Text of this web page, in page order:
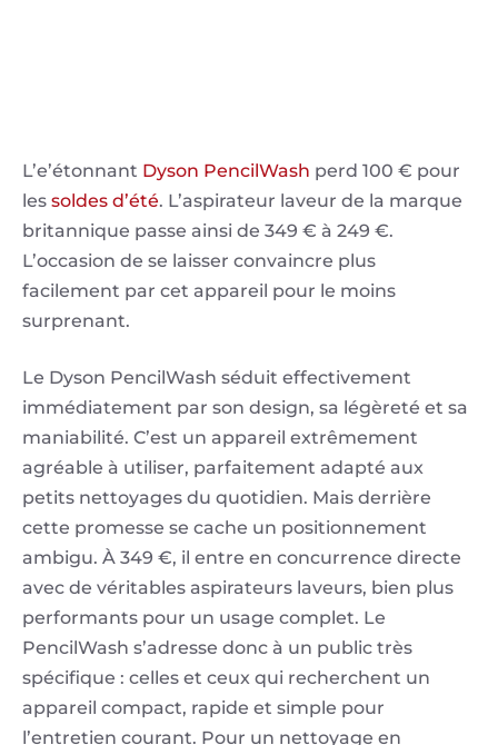
L’e’étonnant Dyson PencilWash perd 100 € pour
les soldes d’été. L’aspirateur laveur de la marque
britannique passe ainsi de 349 € à 249 €.
L’occasion de se laisser convaincre plus
facilement par cet appareil pour le moins
surprenant.
Le Dyson PencilWash séduit effectivement
immédiatement par son design, sa légèreté et sa
maniabilité. C’est un appareil extrêmement
agréable à utiliser, parfaitement adapté aux
petits nettoyages du quotidien. Mais derrière
cette promesse se cache un positionnement
ambigu. À 349 €, il entre en concurrence directe
avec de véritables aspirateurs laveurs, bien plus
performants pour un usage complet. Le
PencilWash s’adresse donc à un public très
spécifique : celles et ceux qui recherchent un
appareil compact, rapide et simple pour
l’entretien courant. Pour un nettoyage en